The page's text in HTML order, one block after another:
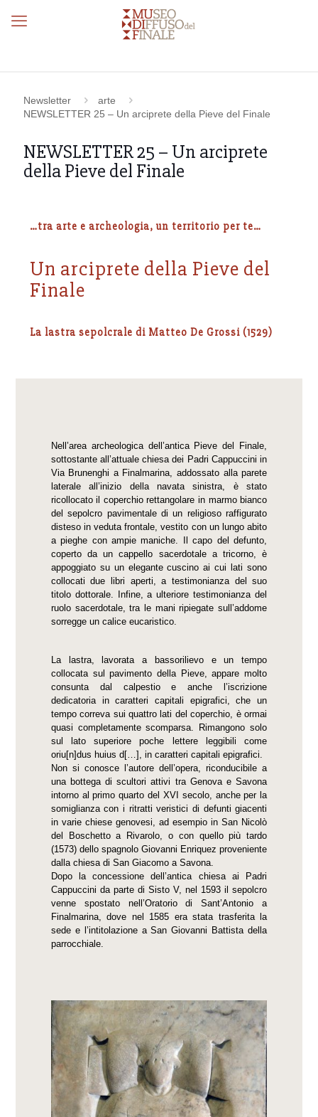
Newsletter
arte
NEWSLETTER 25 – Un arciprete della Pieve del Finale
NEWSLETTER 25 – Un arciprete
della Pieve del Finale
…tra arte e archeologia, un territorio per te…
Un arciprete della Pieve del
Finale
La lastra sepolcrale di Matteo De Grossi (1529)
Nell’area archeologica dell’antica Pieve del Finale,
sottostante all’attuale chiesa dei Padri Cappuccini in
Via Brunenghi a Finalmarina, addossato alla parete
laterale all’inizio della navata sinistra, è stato
ricollocato il coperchio rettangolare in marmo bianco
del sepolcro pavimentale di un religioso raffigurato
disteso in veduta frontale, vestito con un lungo abito
a pieghe con ampie maniche. Il capo del defunto,
coperto da un cappello sacerdotale a tricorno, è
appoggiato su un elegante cuscino ai cui lati sono
collocati due libri aperti, a testimonianza del suo
titolo dottorale. Infine, a ulteriore testimonianza del
ruolo sacerdotale, tra le mani ripiegate sull’addome
sorregge un calice eucaristico.
La lastra, lavorata a bassorilievo e un tempo
collocata sul pavimento della Pieve, appare molto
consunta dal calpestio e anche l’iscrizione
dedicatoria in caratteri capitali epigrafici, che un
tempo correva sui quattro lati del coperchio, è ormai
quasi completamente scomparsa. Rimangono solo
sul lato superiore poche lettere leggibili come
oriu[n]dus huius d[…], in caratteri capitali epigrafici.
Non si conosce l’autore dell’opera, riconducibile a
una bottega di scultori attivi tra Genova e Savona
intorno al primo quarto del XVI secolo, anche per la
somiglianza con i ritratti veristici di defunti giacenti
in varie chiese genovesi, ad esempio in San Nicolò
del Boschetto a Rivarolo, o con quello più tardo
(1573) dello spagnolo Giovanni Enriquez proveniente
dalla chiesa di San Giacomo a Savona.
Dopo la concessione dell’antica chiesa ai Padri
Cappuccini da parte di Sisto V, nel 1593 il sepolcro
venne spostato nell’Oratorio di Sant’Antonio a
Finalmarina, dove nel 1585 era stata trasferita la
sede e l’intitolazione a San Giovanni Battista della
parrocchiale.